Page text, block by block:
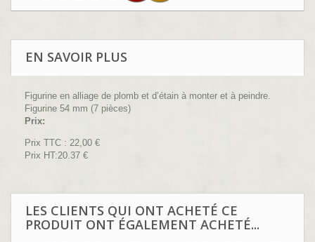
EN SAVOIR PLUS
Figurine en alliage de plomb et d’étain à monter et à peindre.
Figurine 54 mm (7 pièces)
Prix:
Prix TTC : 22,00 €
Prix HT:20.37 €
LES CLIENTS QUI ONT ACHETÉ CE
PRODUIT ONT ÉGALEMENT ACHETÉ...